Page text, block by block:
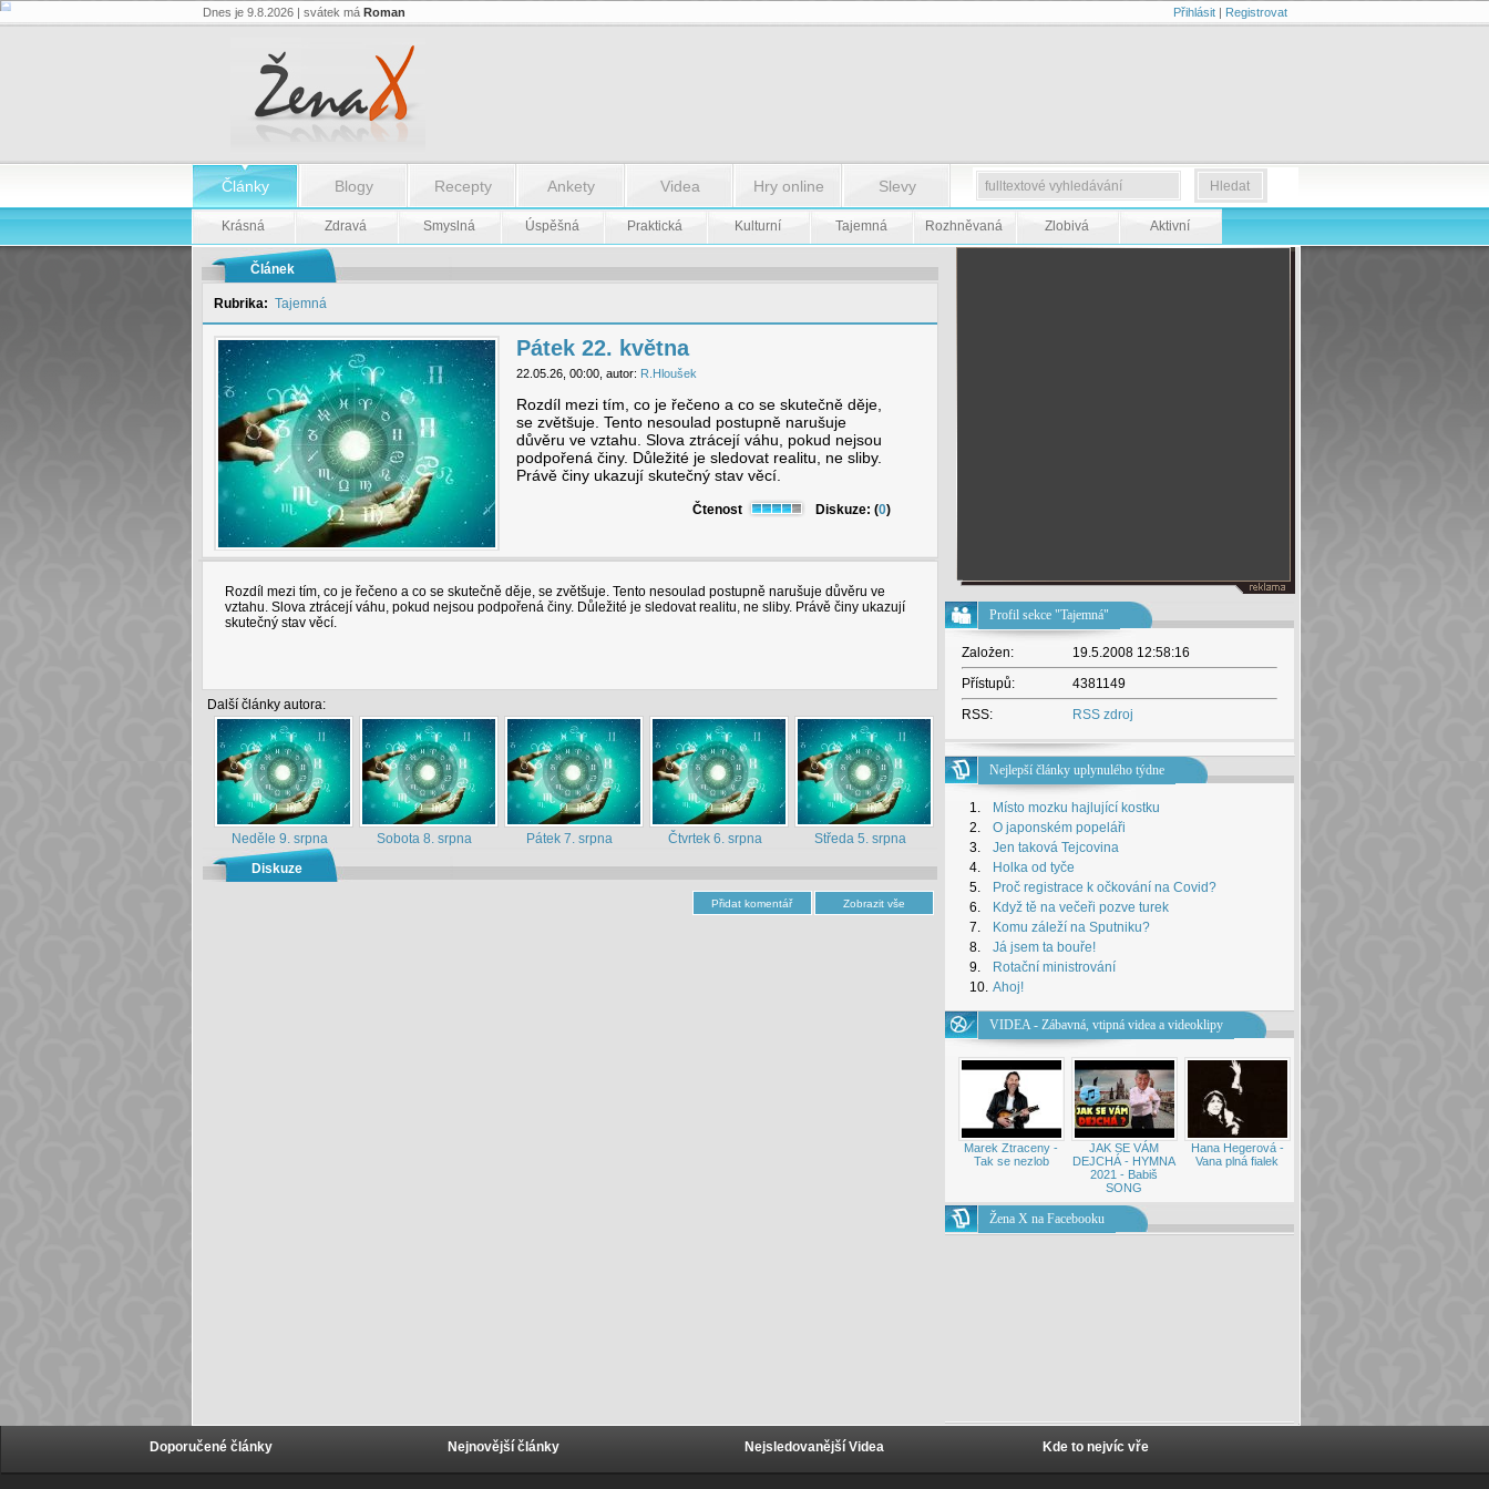
Pátek
Dnes je 9.8.2026 | svátek má Roman Přihlásit| Registrovat
Články Blogy Recepty Ankety Videa Hry online Slevy
Krásná Zdravá Smyslná Úspěšná Praktická Kulturní Tajemná Rozhněvaná Zlobivá Aktivní
Článek
Rubrika: Tajemná
Pátek 22. května
22.05.26, 00:00, autor: R.Hloušek
Rozdíl mezi tím, co je řečeno a co se skutečně děje,
se zvětšuje. Tento nesoulad postupně narušuje
důvěru ve vztahu. Slova ztrácejí váhu, pokud nejsou
podpořená činy. Důležité je sledovat realitu, ne sliby.
Právě činy ukazují skutečný stav věcí.
Čtenost Diskuze: (0)
Rozdíl mezi tím, co je řečeno a co se skutečně děje, se zvětšuje. Tento nesoulad postupně narušuje důvěru ve
vztahu. Slova ztrácejí váhu, pokud nejsou podpořená činy. Důležité je sledovat realitu, ne sliby. Právě činy ukazují
skutečný stav věcí.
Další články autora:
Neděle 9. srpna Sobota 8. srpna Pátek 7. srpna Čtvrtek 6. srpna
Středa 5. srpna
Diskuze
Profil sekce "Tajemná"
Založen:
19.5.2008 12:58:16
Přístupů:
4381149
RSS:
RSS zdroj
Nejlepší články uplynulého týdne
1.
Místo mozku hajlující kostku
2.
O japonském popeláři
3.
Jen taková Tejcovina
4.
Holka od tyče
5.
Proč registrace k očkování na Covid?
6.
Když tě na večeři pozve turek
7.
Komu záleží na Sputniku?
8.
Já jsem ta bouře!
9.
Rotační ministrování
10. Ahoj!
VIDEA - Zábavná, vtipná videa a videoklipy
Hana Hegerová -
Vana plná fialek
JAK SE VÁM
DEJCHÁ - HYMNA
2021 - Babiš
SONG
Marek Ztraceny -
Tak se nezlob
Žena X na Facebooku
Doporučené články Nejnovější články Nejsledovanější Videa Kde to nejvíc vře